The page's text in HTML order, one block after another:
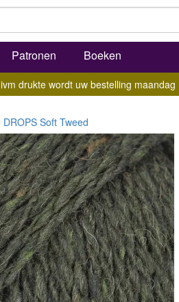
Patronen Boeken
ivm drukte wordt uw bestelling
DROPS Soft Tweed